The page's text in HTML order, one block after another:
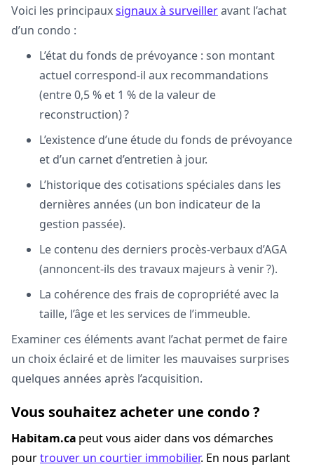
Voici les principauxsignaux à surveilleravant l’achat
d’un condo :
L’état du fonds de prévoyance : son montant
actuel correspond-il aux recommandations
(entre 0,5 % et 1 % de la valeur de
reconstruction) ?
L’existence d’une étude du fonds de prévoyance
et d’un carnet d’entretien à jour.
L’historique des cotisations spéciales dans les
dernières années (un bon indicateur de la
gestion passée).
Le contenu des derniers procès-verbaux d’AGA
(annoncent-ils des travaux majeurs à venir ?).
La cohérence des frais de copropriété avec la
taille, l’âge et les services de l’immeuble.
Examiner ces éléments avant l’achat permet de faire
un choix éclairé et de limiter les mauvaises surprises
quelques années après l’acquisition.
Vous souhaitez acheter une condo ?
Habitam.ca peut vous aider dans vos démarches
pourtrouver un courtier immobilier. En nous parlant